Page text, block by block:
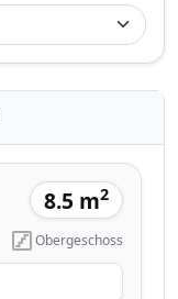
8.5 m2
Obergeschoss